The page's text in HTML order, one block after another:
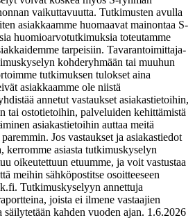
vaikuttavuutta. Tutkimusten avulla
asiakkaamme huomaavat mainontaa S-
huomioarvotutkimuksia toteutamme
tarpeisiin. Tavarantoimittaja-
kohderyhmään tai muuhun
tutkimuksen tulokset aina
asiakkaamme ole niistä
annetut vastaukset asiakastietoihin,
tai ostotietoihin, palveluiden kehittämistä
asiakastietoihin auttaa meitä
Jos vastaukset ja asiakastiedot
kerromme asiasta tutkimuskyselyn
oikeutettuun etuumme, ja voit vastustaa
meihin sähköpostitse osoitteeseen
Tutkimuskyselyyn annettuja
joista ei ilmene vastaajien
kahden vuoden ajan. 1.6.2026